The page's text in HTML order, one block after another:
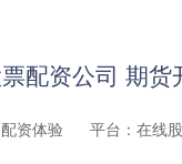
配资公司 期
资体验 平台：在线